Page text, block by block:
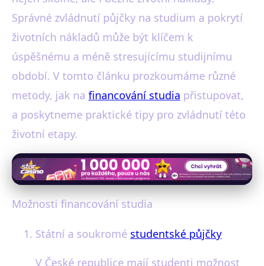
Správné zvládnutí půjčky na studium a pokrytí
životních nákladů může být klíčem k
úspěšnému a méně stresujícímu studijnímu
období. V tomto článku prozkoumáme různé
metody, jak na financování studia přistupovat,
a poskytneme praktické tipy pro zvládnutí této
životní etapy.
Možnosti financování studia
Státní a soukromé studentské půjčky
V České republice mají studenti možnost